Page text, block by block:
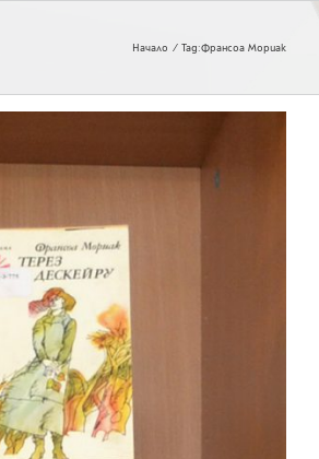
Начало Tag:Франсоа Мориак